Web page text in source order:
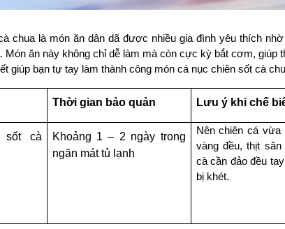
chua là món ăn dân dã được nhiều gia đình yêu thích
Món ăn này không chỉ dễ làm mà còn cực kỳ bắt cơm, giúp
giúp bạn tự tay làm thành công món cá nục chiên sốt cà
Thời gian bảo quản Lưu ý khi chế
sốt cà
Khoảng 1 – 2 ngày trong
ngăn mát tủ lạnh
Nên chiên cá vừa
vàng đều, thịt
cà cần đảo đều
bị khét.